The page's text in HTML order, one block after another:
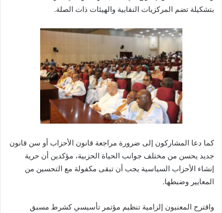
بتشكيلة تضم المركزيات النقابية والهيئات ذات الصلة.
كما دعا المشاركون إلى ضرورة مراجعة قانون الأحزاب أو سن قانون
جديد يحسن من مختلف جوانب الحياة الحزبية، مؤكدين أن حرية
إنشاء الأحزاب السياسية يجب أن تبقى مكفولة مع التحسين من
المعايير وضبطها.
واقترح المعنيون إلزامية تنظيم مؤتمر تأسيسي كشرط مسبق